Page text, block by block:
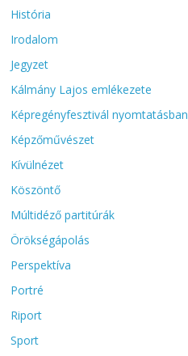
História
Irodalom
Jegyzet
Kálmány Lajos emlékezete
Képregényfesztivál nyomtatásban
Képzőművészet
Kívülnézet
Köszöntő
Múltidéző partitúrák
Örökségápolás
Perspektíva
Portré
Riport
Sport